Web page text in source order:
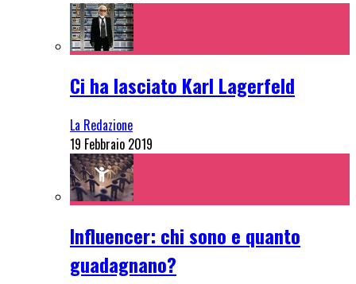
Ci ha lasciato Karl Lagerfeld
La Redazione
19 Febbraio 2019
Influencer: chi sono e quanto
guadagnano?